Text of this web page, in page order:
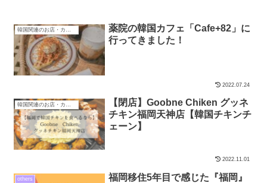
韓国関連のお店・カフェ
薬院の韓国カフェ「Cafe+82」に
行ってきました！
2022.07.24
韓国関連のお店・カフェ
【閉店】Goobne Chiken グッネ
チキン福岡天神店【韓国チキンチ
ェーン】
2022.11.01
others
福岡移住5年目で感じた『福岡』